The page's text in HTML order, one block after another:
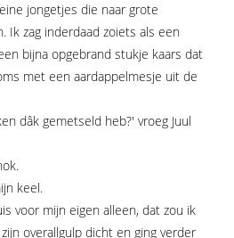
jongetjes die naar grote
Ik zag inderdaad zoiets als een
bijna opgebrand stukje kaars dat
met een aardappelmesje uit de
dâk gemetseld heb?' vroeg Juul
keel.
voor mijn eigen alleen, dat zou ik
overallgulp dicht en ging verder